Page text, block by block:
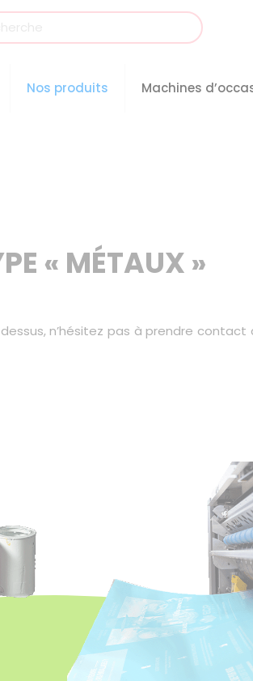
Nos produits Machines
« MÉTAUX »
n’hésitez pas à prendre